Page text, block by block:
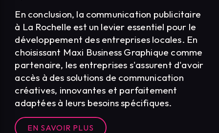
En conclusion, la communication publicitaire
à La Rochelle est un levier essentiel pour le
développement des entreprises locales. En
choisissant Maxi Business Graphique comme
partenaire, les entreprises s'assurent d'avoir
accès à des solutions de communication
créatives, innovantes et parfaitement
adaptées à leurs besoins spécifiques.
EN SAVOIR PLUS